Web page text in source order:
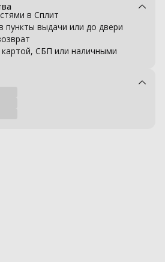
в Сплит
пункты выдачи или до двери
СБП или наличными